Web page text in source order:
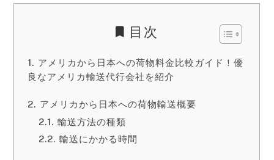
目次
アメリカから日本への荷物料金比較ガイド！優
良なアメリカ輸送代行会社を紹介
アメリカから日本への荷物輸送概要
輸送方法の種類
輸送にかかる時間